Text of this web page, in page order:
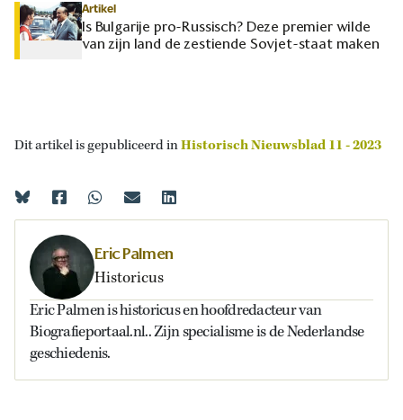
Artikel
Is Bulgarije pro-Russisch? Deze premier wilde
van zijn land de zestiende Sovjet-staat maken
Dit artikel is gepubliceerd inHistorisch Nieuwsblad 11 - 2023
Eric Palmen
Historicus
Eric Palmen is historicus en hoofdredacteur van
Biografieportaal.nl.. Zijn specialisme is de Nederlandse
geschiedenis.